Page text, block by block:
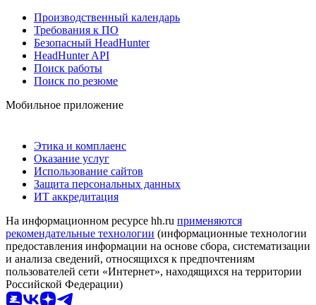
Производственный календарь
Требования к ПО
Безопасный HeadHunter
HeadHunter API
Поиск работы
Поиск по резюме
Мобильное приложение
Этика и комплаенс
Оказание услуг
Использование сайтов
Защита персональных данных
ИТ аккредитация
На информационном ресурсе hh.ru применяются
рекомендательные технологии (информационные технологии
предоставления информации на основе сбора, систематизации
и анализа сведений, относящихся к предпочтениям
пользователей сети «Интернет», находящихся на территории
Российской Федерации)